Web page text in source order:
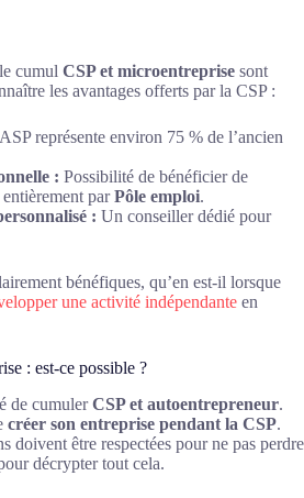
cumul CSP et microentreprise sont
les avantages offerts par la CSP :
représente environ 75 % de l’ancien
: Possibilité de bénéficier de
parPôle emploi.
: Un conseiller dédié pour
bénéfiques, qu’en est-il lorsque
une activité indépendante en
: est-ce possible ?
de cumulerCSP et autoentrepreneur.
créer son entreprise pendant la CSP.
doivent être respectées pour ne pas perdre
décrypter tout cela.